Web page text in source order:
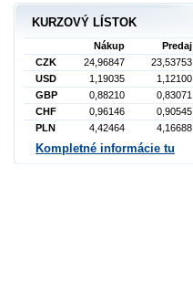
KURZOVÝ LÍSTOK
Nákup
Predaj
CZK
24,96847
23,53753
USD
1,19035
1,12100
GBP
0,88210
0,83071
CHF
0,96146
0,90545
PLN
4,42464 4,16688
Kompletné informácie tu